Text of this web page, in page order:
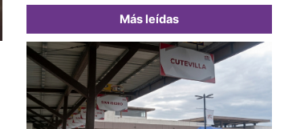
Más leídas